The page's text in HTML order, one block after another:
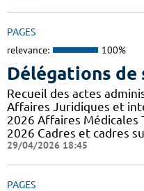
PAGES
relevance: 100%
Délégations de
Recueil des actes
Affaires Juridiques et
2026 Affaires Médicales
2026 Cadres et cadres
29/04/2026 18:45
PAGES